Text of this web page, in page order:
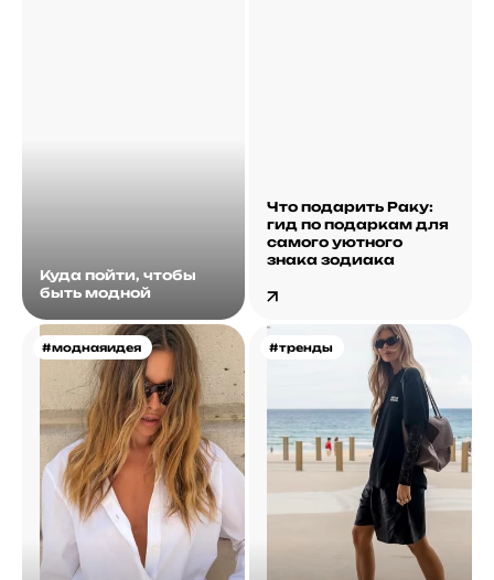
Куда пойти, чтобы
быть модной
Что подарить Раку:
гид по подаркам для
самого уютного
знака зодиака
#моднаяидея #тренды